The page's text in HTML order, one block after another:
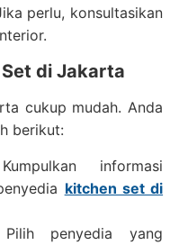
perlu, konsultasikan
di Jakarta
cukup mudah. Anda
berikut:
informasi
kitchen set di
penyedia yang